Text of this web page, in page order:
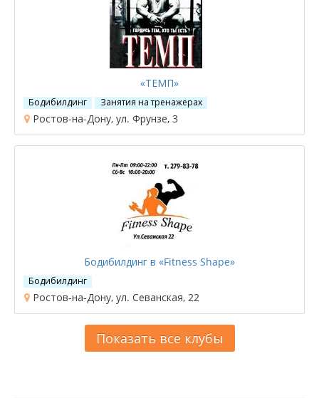
«ТЕМП»
Бодибилдинг Занятия на тренажерах
Ростов-на-Дону, ул. Фрунзе, 3
Бодибилдинг в «Fitness Shape»
Бодибилдинг
Ростов-на-Дону, ул. Севанская, 22
Показать все клубы